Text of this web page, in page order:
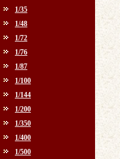
1/35
1/48
1/72
1/76
1/87
1/100
1/144
1/200
1/350
1/400
1/500